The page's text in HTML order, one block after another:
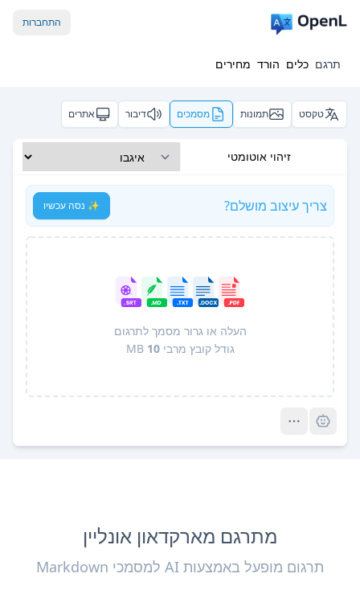
התחברות
תרגם כלים הורד מחירים
טקסט תמונות מסמכים דיבור אתרים
זיהוי אוטומטי
צריך עיצוב מושלם? ✨ נסה עכשיו
העלה או גרור מסמך לתרגום
גודל קובץ מרבי10
MB
מתרגם מארקדאון אונליין
תרגום מופעל באמצעות AI למסמכי Markdown